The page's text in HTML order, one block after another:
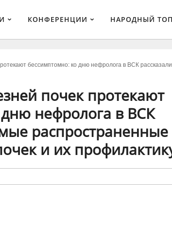
КОНФЕРЕНЦИИ НАРОДНЫЙ ТОП
бессимптомно: ко дню нефролога в ВСК
почек протекают
нефролога в ВСК
распространенные
и их